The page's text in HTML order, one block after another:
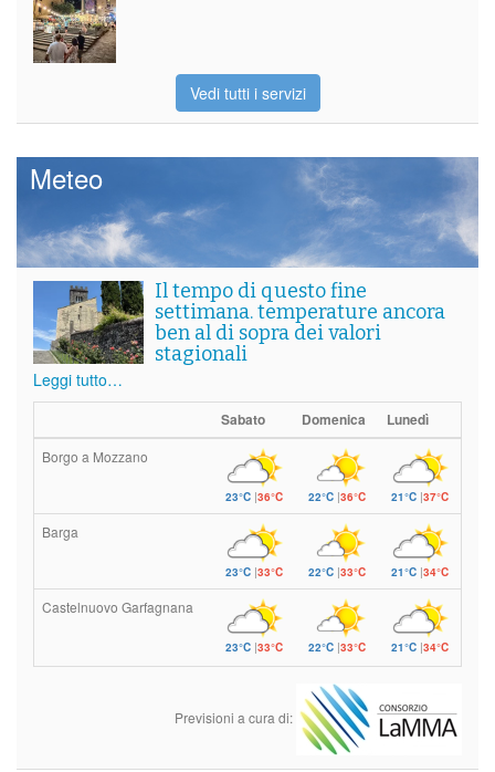
Vedi tutti i servizi
Meteo
Il tempo di questo fine
settimana. temperature ancora
ben al di sopra dei valori
stagionali
Leggi tutto…
Sabato Domenica Lunedì
Borgo a Mozzano
23°C|36°C 22°C|36°C 21°C |37°C
Barga
23°C|33°C 22°C|33°C 21°C |34°C
Castelnuovo Garfagnana
23°C|33°C 22°C|33°C 21°C |34°C
Previsioni a cura di: